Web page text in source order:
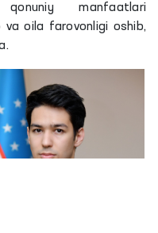
manfaatlari
oila farovonligi oshib,